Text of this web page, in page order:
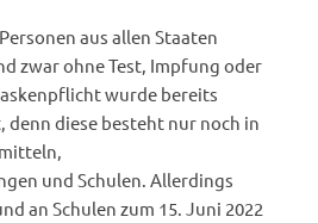
aus allen Staaten
zwar ohne Test, Impfung oder
wurde bereits
diese besteht nur noch in
und Schulen. Allerdings
an Schulen zum 15. Juni 2022